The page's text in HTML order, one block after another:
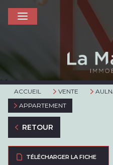
ACCUEIL VENTE
APPARTEMENT
RETOUR
TÉLÉCHARGER LA FICHE